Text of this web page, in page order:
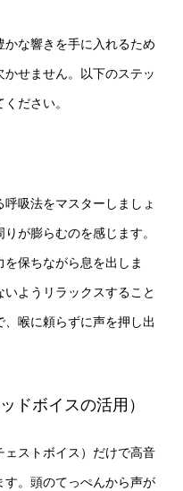
な響きを手に入れるため
せません。以下のステッ
ださい。
吸法をマスターしましょ
が膨らむのを感じます。
保ちながら息を出しま
ようリラックスすること
喉に頼らずに声を押し出
ドボイスの活用）
ストボイス）だけで高音
。頭のてっぺんから声が